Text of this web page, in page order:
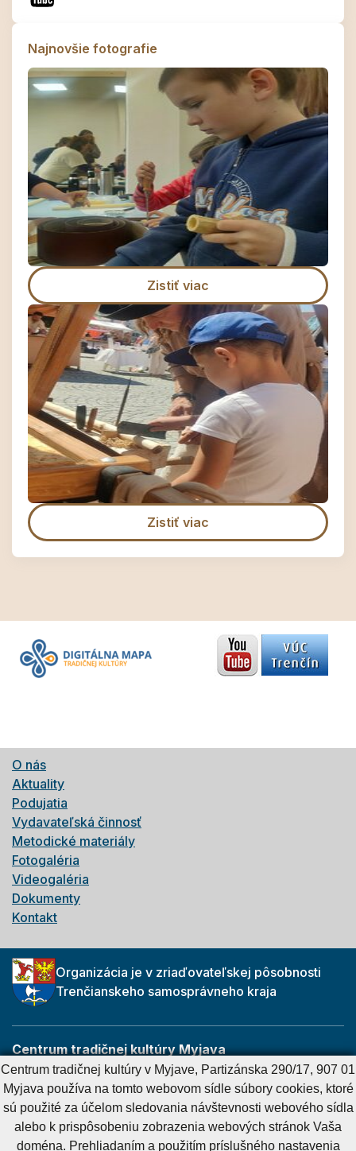
Najnovšie fotografie
Zistiť viac
Zistiť viac
O nás
Aktuality
Podujatia
Vydavateľská činnosť
Metodické materiály
Fotogaléria
Videogaléria
Dokumenty
Kontakt
Organizácia je v zriaďovateľskej pôsobnosti
Trenčianskeho samosprávneho kraja
Centrum tradičnej kultúry Myjava
Partizánska 290/17
907 01 Myjava
Cookies nastavenieCookies - viac informáciíVyhlásenie o prístupnosti
Technický prevádzkovateľ
Správca obsahu
Centrum tradičnej kultúry v Myjave, Partizánska 290/17, 907 01
Myjava používa na tomto webovom sídle súbory cookies, ktoré
sú použité za účelom sledovania návštevnosti webového sídla
alebo k prispôsobeniu zobrazenia webových stránok Vaša
doména. Prehliadaním a použitím príslušného nastavenia